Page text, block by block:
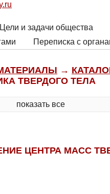
Цели и задачи общества
Переписка с
→
ТВЕРДОГО ТЕЛА
показать все
ЦЕНТРА МАСС